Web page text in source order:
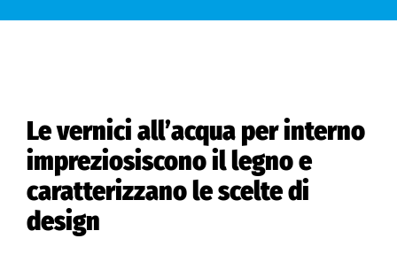
Le vernici all’acqua per interno
impreziosiscono il legno e
caratterizzano le scelte di
design